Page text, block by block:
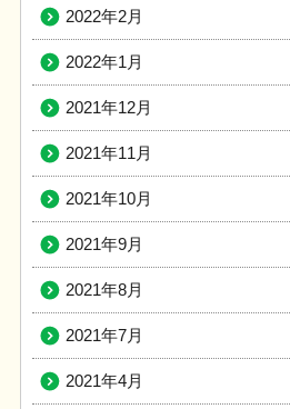
2022年2月
2022年1月
2021年12月
2021年11月
2021年10月
2021年9月
2021年8月
2021年7月
2021年4月